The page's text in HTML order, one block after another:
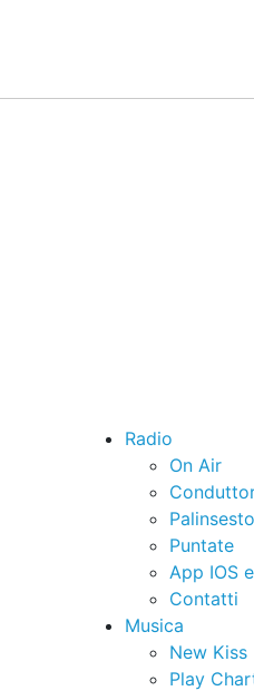
Radio
On Air
Palinsesto
Puntate
App IOS
Contatti
Musica
New Kiss
Play